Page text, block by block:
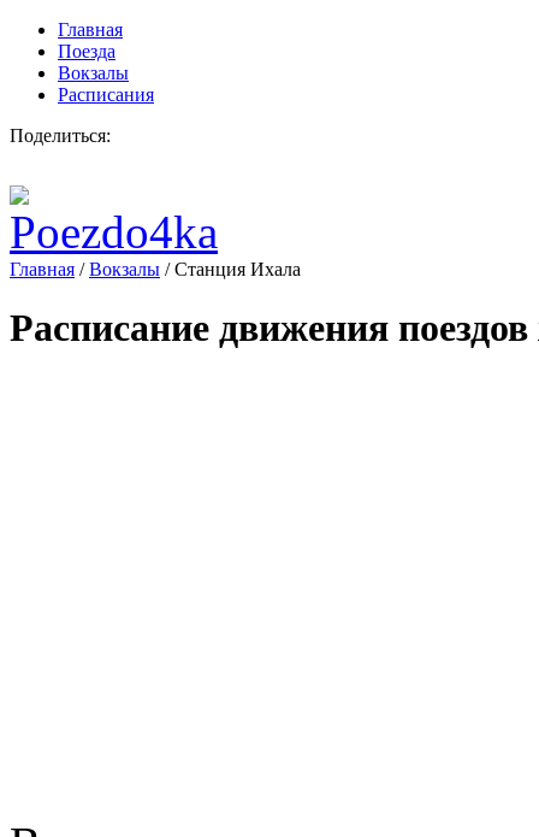
Главная
Поезда
Вокзалы
Расписания
Поделиться:
Главная /Вокзалы /Станция Ихала
Расписание движения